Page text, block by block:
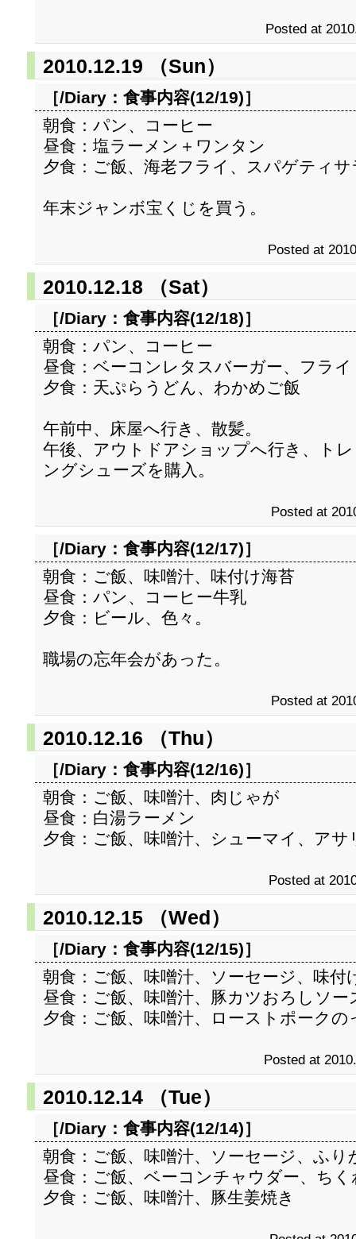
Posted at
2010.12.19 （Sun）
［/Diary： 食事内容(12/19)］
朝食：パン、コーヒー
昼食：塩ラーメン＋ワンタン
夕食：ご飯、海老フライ、スパゲティサ
年末ジャンボ宝くじを買う。
Posted at
2010.12.18 （Sat）
［/Diary： 食事内容(12/18)］
朝食：パン、コーヒー
昼食：ベーコンレタスバーガー、フラ
夕食：天ぷらうどん、わかめご飯
午前中、床屋へ行き、散髪。
午後、アウトドアショップへ行き、ト
ングシューズを購入。
Posted at
［/Diary： 食事内容(12/17)］
朝食：ご飯、味噌汁、味付け海苔
昼食：パン、コーヒー牛乳
夕食：ビール、色々。
職場の忘年会があった。
Posted at
2010.12.16 （Thu）
［/Diary： 食事内容(12/16)］
朝食：ご飯、味噌汁、肉じゃが
昼食：白湯ラーメン
夕食：ご飯、味噌汁、シューマイ、ア
Posted at
2010.12.15 （Wed）
［/Diary： 食事内容(12/15)］
朝食：ご飯、味噌汁、ソーセージ、味付
昼食：ご飯、味噌汁、豚カツおろしソー
夕食：ご飯、味噌汁、ローストポーク
Posted at
2010.12.14 （Tue）
［/Diary： 食事内容(12/14)］
朝食：ご飯、味噌汁、ソーセージ、ふり
昼食：ご飯、ベーコンチャウダー、ちく
夕食：ご飯、味噌汁、豚生姜焼き